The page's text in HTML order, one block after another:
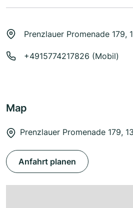
Prenzlauer Promenade 179,
+4915774217826 (Mobil)
Map
Prenzlauer Promenade 179,
Anfahrt planen